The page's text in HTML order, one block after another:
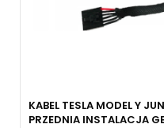
KABEL TESLA MODEL Y
PRZEDNIA INSTALACJA